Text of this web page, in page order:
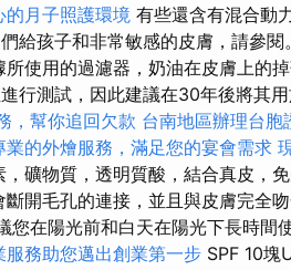
月子照護環境 有些還含有混合動
給孩子和非常敏感的皮膚，請參閱
所使用的過濾器，奶油在皮膚上的
行測試，因此建議在30年後將其用
，幫你追回欠款 台南地區辦理台胞
業的外燴服務，滿足您的宴會需求
礦物質，透明質酸，結合真皮，
開毛孔的連接，並且與皮膚完全吻
您在陽光前和白天在陽光下長時間
服務助您邁出創業第一步 SPF 10塊